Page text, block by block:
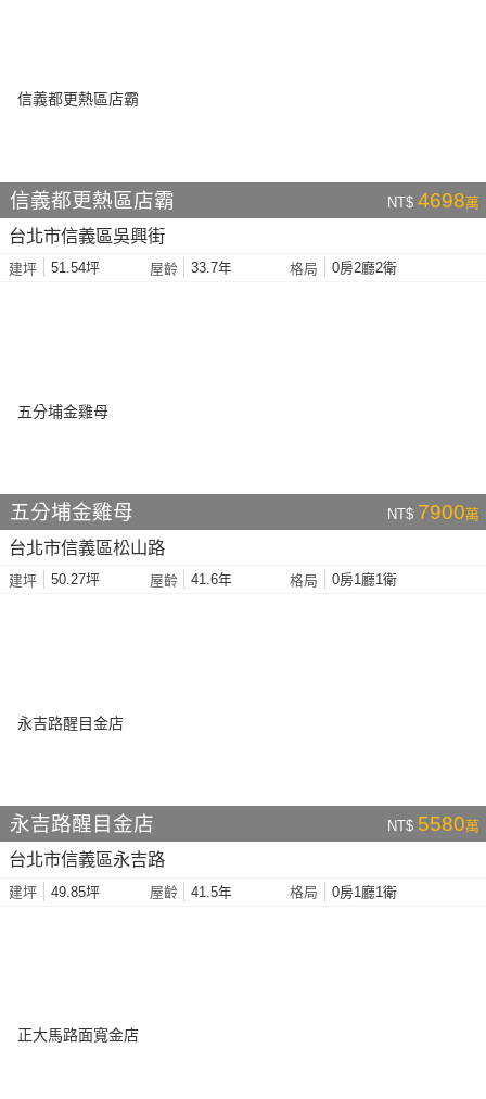
信義都更熱區店霸 NT$ 4698萬
台北市信義區吳興街
建坪 51.54坪 屋齡 33.7年 格局 0房2廳2衛
五分埔金雞母 NT$ 7900萬
台北市信義區松山路
建坪 50.27坪 屋齡 41.6年 格局 0房1廳1衛
永吉路醒目金店 NT$ 5580萬
台北市信義區永吉路
建坪 49.85坪 屋齡 41.5年 格局 0房1廳1衛